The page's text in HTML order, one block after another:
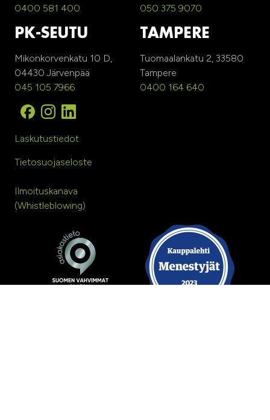
0400 581 400
050 375 9070
PK-SEUTU
Mikonkorvenkatu 10 D,
04430 Järvenpää
045 105 7966
TAMPERE
Tuomaalankatu 2, 33580
Tampere
0400 164 640
Laskutustiedot
Tietosuojaseloste
Ilmoituskanava
(Whistleblowing)